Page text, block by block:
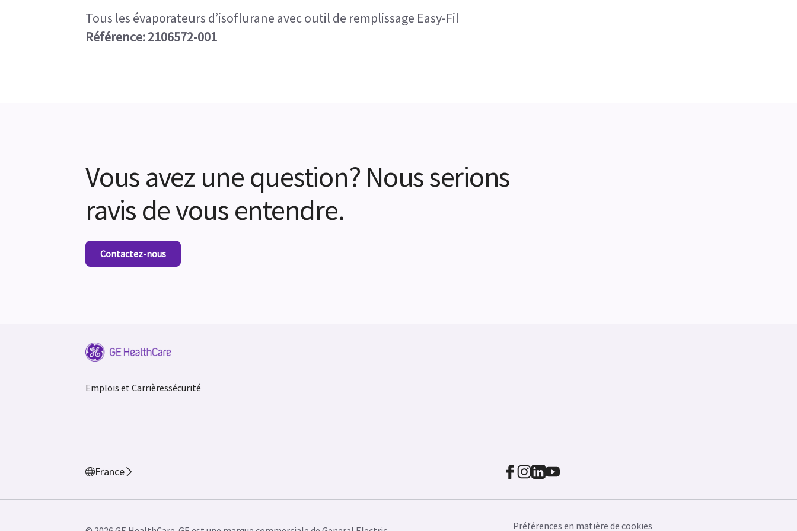
Tous les évaporateurs d’isoflurane avec outil de remplissage Easy-Fil
Référence: 2106572-001
Vous avez une question? Nous serions
ravis de vous entendre.
Contactez-nous
Emplois et Carrièressécurité
France
Préférences en matière de cookies